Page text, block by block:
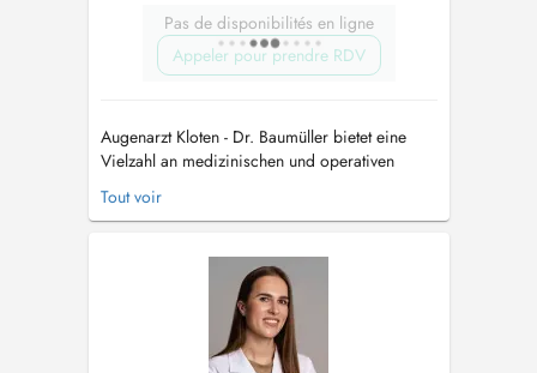
Pas de disponibilités en ligne
Appeler pour prendre RDV
Augenarzt Kloten - Dr. Baumüller bietet eine
Vielzahl an medizinischen und operativen
Behandlungen an. Dr. Baumüller ist da, um
Ihnen bei Problemen an den Augen zu helfen.
ausgebildet in der Diagnostik und Behandlung
von Beschwerden und Erkrankungen am
Tout voir